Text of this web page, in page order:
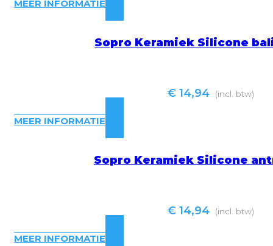
MEER INFORMATIE
Sopro Keramiek Silicone
€14,94 (incl. btw)
MEER INFORMATIE
Sopro Keramiek Silicone
€14,94 (incl. btw)
MEER INFORMATIE